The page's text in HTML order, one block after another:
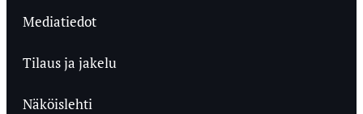
Mediatiedot
Tilaus ja jakelu
Näköislehti